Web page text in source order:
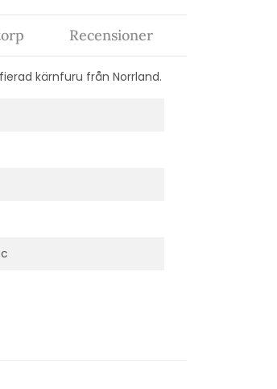
kärnfuru från Norrland.
Recensioner